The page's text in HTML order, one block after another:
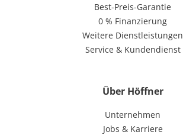
Best-Preis-Garantie
0 % Finanzierung
Weitere Dienstleistungen
Service & Kundendienst
Über Höffner
Unternehmen
Jobs & Karriere